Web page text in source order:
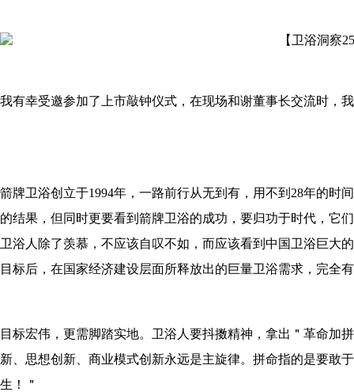
我有幸受邀参加了上市敲钟仪式，在现场和谢董事长交流时，
箭牌卫浴创立于1994年，一路前行从无到有，用不到28年的
的结果，但同时更要看到箭牌卫浴的成功，要归功于时代，它
卫浴人除了羡慕，不应该自叹不如，而应该看到中国卫浴巨大
目标后，在国家经济建设层面所释放出的巨量卫浴需求，完全
目标宏伟，更需脚踏实地。卫浴人要抖擞精神，拿出＂革命加
新、思想创新、商业模式创新永远是主旋律。拼命指的是要敢
生！＂